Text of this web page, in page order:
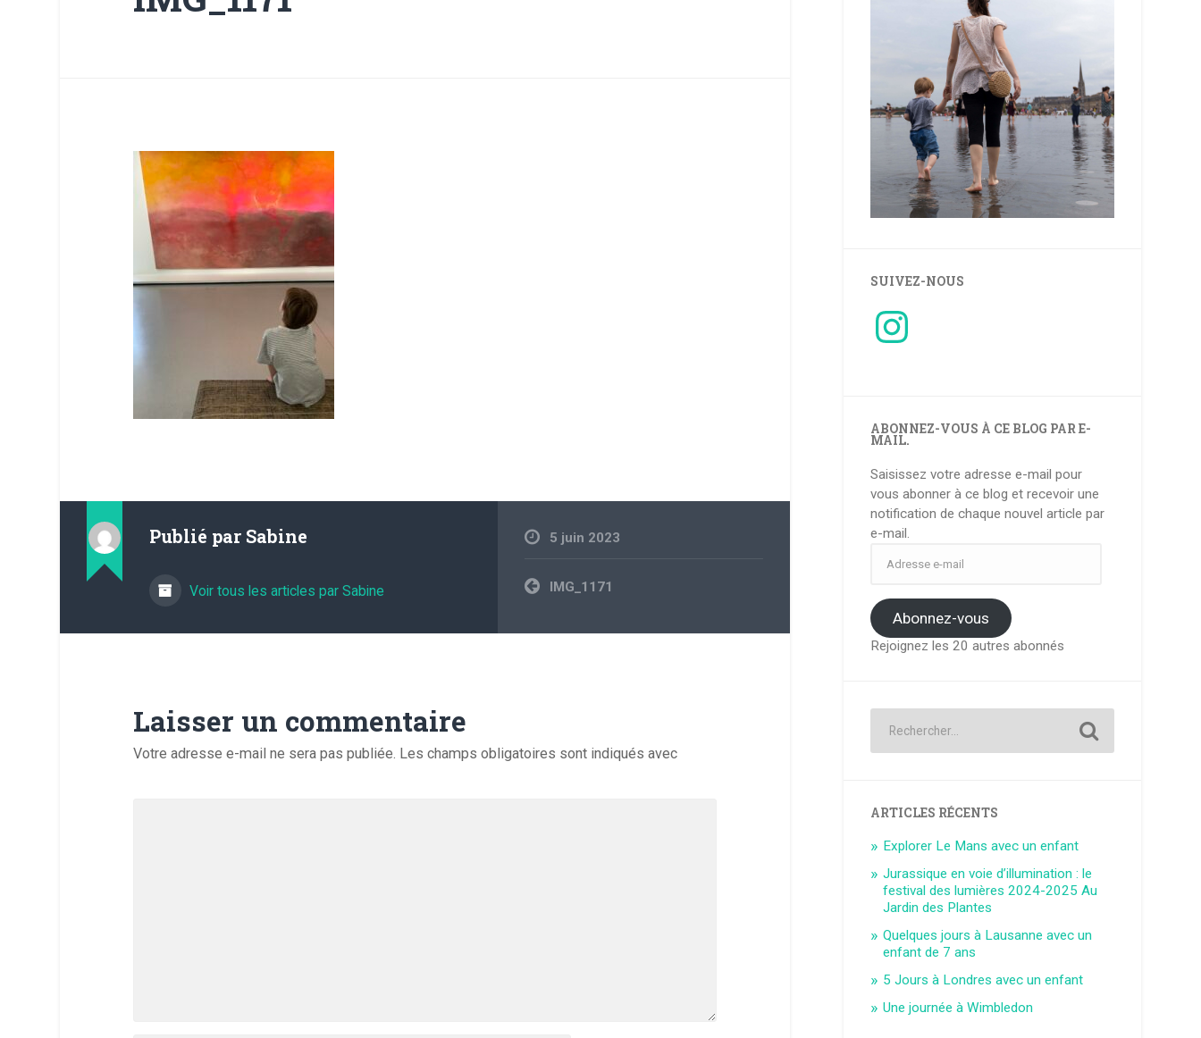
Publié par Sabine
Voir tous les articles par Sabine
5 juin 2023
Navigation
de
IMG_1171
Laisser un commentaire
Votre adresse e-mail ne sera pas publiée. Les champs obligatoires sont indiqués avec
SUIVEZ-NOUS
Instagram
ABONNEZ-VOUS À CE BLOG PAR E-
MAIL.
Saisissez votre adresse e-mail pour
vous abonner à ce blog et recevoir une
notification de chaque nouvel article par
e-mail.
Abonnez-vous
Rejoignez les 20 autres abonnés
ARTICLES RÉCENTS
Explorer Le Mans avec un enfant
Jurassique en voie d’illumination : le
festival des lumières 2024-2025 Au
Jardin des Plantes
Quelques jours à Lausanne avec un
enfant de 7 ans
5 Jours à Londres avec un enfant
Une journée à Wimbledon